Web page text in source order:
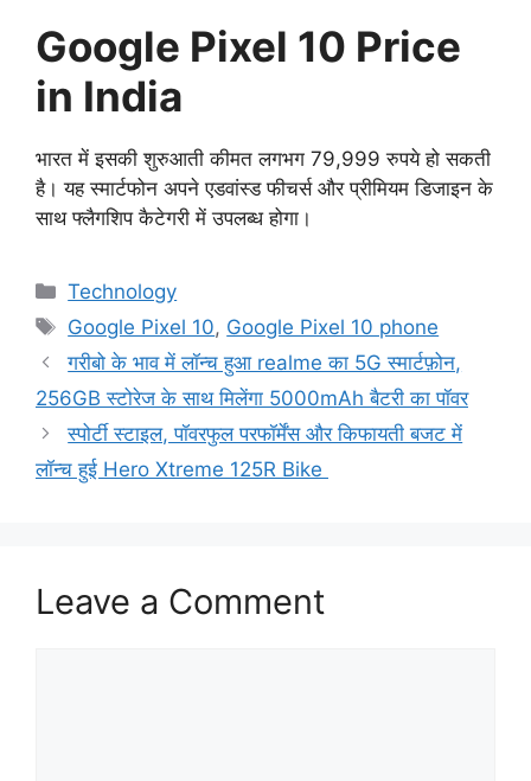
Google Pixel 10 Price
in India
भारत में इसकी शुरुआती कीमत लगभग 79,999 रुपये हो सकती
है। यह स्मार्टफोन अपने एडवांस्ड फीचर्स और प्रीमियम डिजाइन के
साथ फ्लैगशिप कैटेगरी में उपलब्ध होगा।
Categories
Technology
Tags
Google Pixel 10, Google Pixel 10 phone
गरीबो के भाव में लॉन्च हुआ realme का 5G स्मार्टफ़ोन,
256GB स्टोरेज के साथ मिलेंगा 5000mAh बैटरी का पॉवर
स्पोर्टी स्टाइल, पॉवरफुल परफॉर्मेंस और किफायती बजट में
लॉन्च हुई Hero Xtreme 125R Bike
Leave a Comment